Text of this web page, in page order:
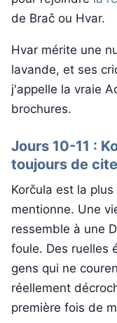
de Brač ou Hvar.
Hvar mérite une
lavande, et ses
j'appelle la vraie
brochures.
Jours 10-11 :
toujours de
Korčula est la
mentionne. Une
ressemble à une
foule. Des ruelles
gens qui ne
réellement
première fois de